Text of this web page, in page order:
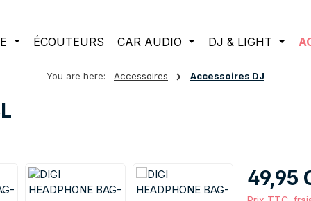
ÉCOUTEURS CAR AUDIO DJ & LIGHT
You are here: Accessoires Accessoires DJ
Prix régulier :
49,95